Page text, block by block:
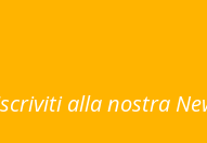
alla nostra